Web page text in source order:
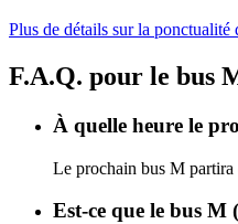
Plus de détails sur la ponctualité
F.A.Q. pour le bus
À quelle heure le
Le prochain bus M
Est-ce que le bus M